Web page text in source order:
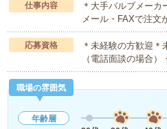
仕事内容
＊大手バルブメー
メール・FAXで注
応募資格
＊未経験の方歓迎
（電話面談の場合
職場の雰囲気
年齢層